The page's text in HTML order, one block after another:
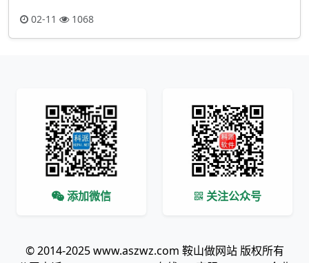
02-11 1068
添加微信 关注公众号
© 2014-2025 www.aszwz.com 鞍山做网站 版权所有